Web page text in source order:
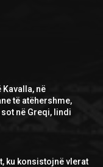
Kavalla, në
të atëhershme,
në Greqi, lindi
ku konsistojnë vlerat